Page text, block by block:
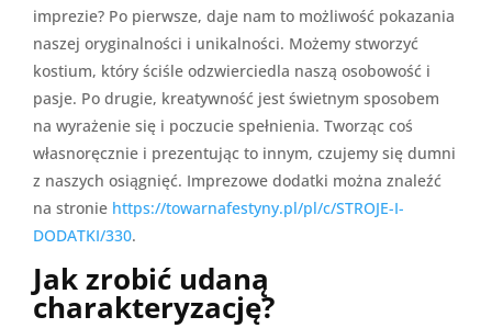
imprezie? Po pierwsze, daje nam to możliwość pokazania
naszej oryginalności i unikalności. Możemy stworzyć
kostium, który ściśle odzwierciedla naszą osobowość i
pasje. Po drugie, kreatywność jest świetnym sposobem
na wyrażenie się i poczucie spełnienia. Tworząc coś
własnoręcznie i prezentując to innym, czujemy się dumni
z naszych osiągnięć. Imprezowe dodatki można znaleźć
na stronie https://towarnafestyny.pl/pl/c/STROJE-I-
DODATKI/330.
Jak zrobić udaną
charakteryzację?